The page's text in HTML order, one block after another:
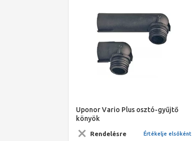
Uponor Vario Plus osztó-gyűjtő
könyök
Rendelésre Értékelje elsőként